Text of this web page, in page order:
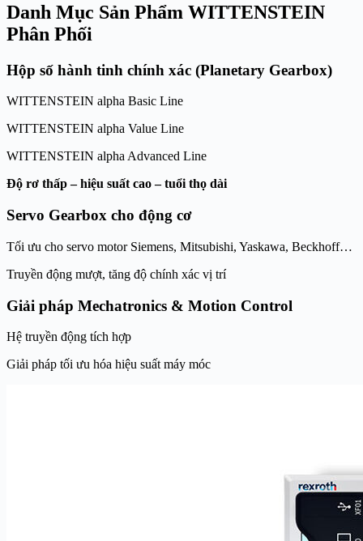
Danh Mục Sản Phẩm WITTENSTEIN
Phân Phối
Hộp số hành tinh chính xác (Planetary Gearbox)
WITTENSTEIN alpha Basic Line
WITTENSTEIN alpha Value Line
WITTENSTEIN alpha Advanced Line
Độ rơ thấp – hiệu suất cao – tuổi thọ dài
Servo Gearbox cho động cơ
Tối ưu cho servo motor Siemens, Mitsubishi, Yaskawa, Beckhoff…
Truyền động mượt, tăng độ chính xác vị trí
Giải pháp Mechatronics & Motion Control
Hệ truyền động tích hợp
Giải pháp tối ưu hóa hiệu suất máy móc